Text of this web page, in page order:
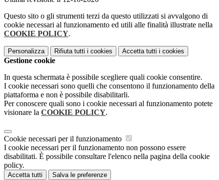
Questo sito o gli strumenti terzi da questo utilizzati si avvalgono di
cookie necessari al funzionamento ed utili alle finalità illustrate nella
COOKIE POLICY.
Personalizza Rifiuta tutti i cookies Accetta tutti i cookies
Gestione cookie
In questa schermata è possibile scegliere quali cookie consentire.
I cookie necessari sono quelli che consentono il funzionamento della
piattaforma e non è possibile disabilitarli.
Per conoscere quali sono i cookie necessari al funzionamento potete
visionare la COOKIE POLICY.
Cookie necessari per il funzionamento
I cookie necessari per il funzionamento non possono essere
disabilitati. È possibile consultare l'elenco nella pagina della cookie
policy.
Accetta tutti Salva le preferenze